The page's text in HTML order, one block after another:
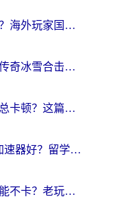
巴西怎么玩升级80分不卡？海外玩家国服游戏加速器终极指南（附避坑技巧）
海外玩《龙之觉醒：骷髅传奇冰雪合击》延迟高？这篇指南帮你解决卡顿烦恼！
海外玩《我的世界》国服总卡顿？这篇我的世界游戏加速器指南帮你解决所有问题
在欧洲打300英雄用什么加速器好？留学生亲测有效的解决方案来了
在国外打猫和老鼠怎么才能不卡？老玩家亲测的终极加速指南